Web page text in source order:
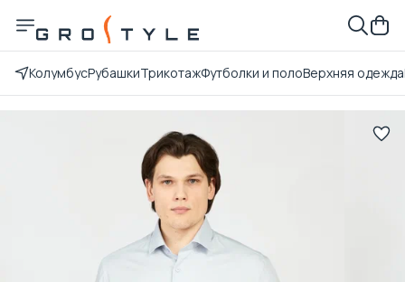
КолумбусРубашкиТрикотажФутболки и полоВерхняя одежда